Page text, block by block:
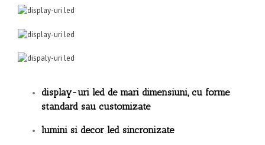
display-uri led de mari dimensiuni, cu forme
standard sau customizate
lumini si decor led sincronizate